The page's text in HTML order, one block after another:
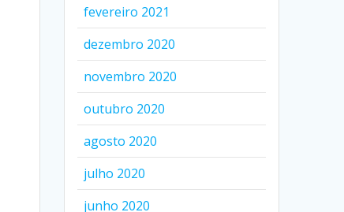
fevereiro 2021
dezembro 2020
novembro 2020
outubro 2020
agosto 2020
julho 2020
junho 2020